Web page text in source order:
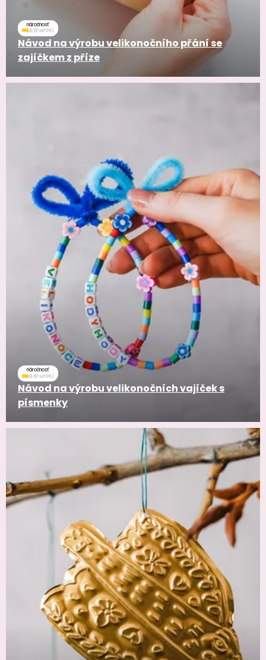
náročnosť
Návod na výrobu velikonočního přání se
zajíčkem z příze
náročnosť
Návod na výrobu velikonočních vajíček s
písmenky